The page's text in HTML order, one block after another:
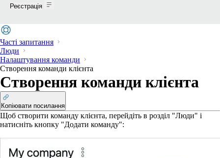
Реєстрація
Часті запитання
Люди
Налаштування команди
Створення команди клієнта
Створення команди клієнта
Копіювати посилання
Щоб створити команду клієнта, перейдіть в розділ "Люди" і
натисніть кнопку "Додати команду":